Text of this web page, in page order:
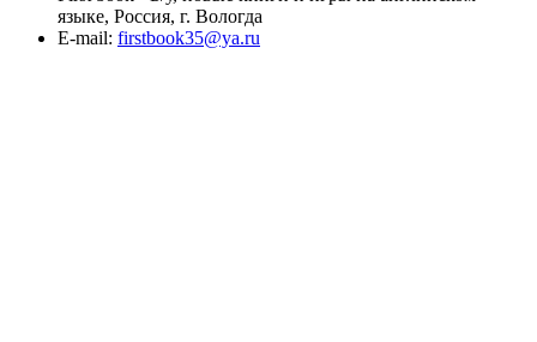
языке, Россия, г. Вологда
E-mail: firstbook35@ya.ru